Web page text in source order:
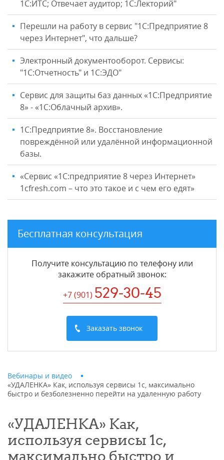
1С:ИТС; Отвечает аудитор; 1С:Лекторий"
Перешли на работу в сервис "1С:Предприятие 8
через Интернет", что дальше?
Электронный документооборот. Сервисы:
"1С:Отчетность" и 1С:ЭДО"
Сервис для защиты баз данных «1С:Предприятие
8» - «1С:Облачный архив».
1С:Предприятие 8». Восстановление
повреждённой или удалённой информационной
базы.
«Сервис «1С:предприятие 8 через Интернет»
1cfresh.com – что это такое и с чем его едят»
Бесплатная консультация
Получите консультацию по телефону или
закажите обратный звонок:
+7 (901) 529-30-45
Заказать звонок
Вебинары и видео
«УДАЛЕНКА» Как, используя сервисы 1с, максимально
быстро и безболезненно перейти на удаленную работу
«УДАЛЕНКА» Как,
используя сервисы 1с,
максимально быстро и